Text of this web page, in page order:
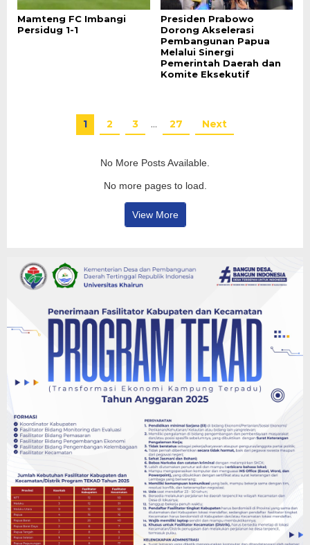
Mamteng FC Imbangi
Persidug 1-1
Presiden Prabowo
Dorong Akselerasi
Pembangunan Papua
Melalui Sinergi
Pemerintah Daerah dan
Komite Eksekutif
1 2 3 … 27 Next
No More Posts Available.
No more pages to load.
View More